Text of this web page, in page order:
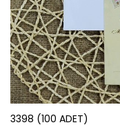
3398 (100 ADET)